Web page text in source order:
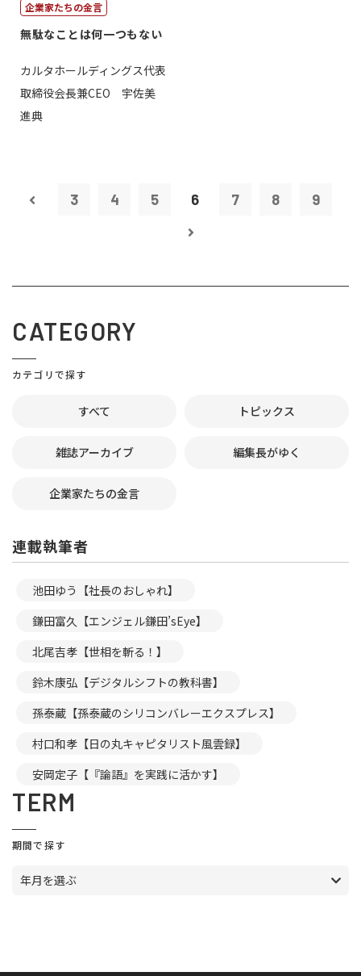
企業家たちの金言
無駄なことは何一つもない
カルタホールディングス代表
取締役会長兼CEO 宇佐美
進典
3 4 5 6 7 8 9
CATEGORY
カテゴリで探す
すべて トピックス
雑誌アーカイブ 編集長がゆく
企業家たちの金言
連載執筆者
池田ゆう【社長のおしゃれ】
鎌田富久【エンジェル鎌田’sEye】
北尾吉孝【世相を斬る！】
鈴木康弘【デジタルシフトの教科書】
孫泰蔵【孫泰蔵のシリコンバレーエクスプレス】
村口和孝【日の丸キャピタリスト風雲録】
安岡定子【『論語』を実践に活かす】
TERM
期間で探す
年月を選ぶ